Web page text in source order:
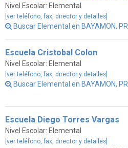
Nivel Escolar: Elemental
[ver teléfono, fax, director y detalles]
Buscar Elemental en BAYAMON, PR
Escuela Cristobal Colon
Nivel Escolar: Elemental
[ver teléfono, fax, director y detalles]
Buscar Elemental en BAYAMON, PR
Escuela Diego Torres Vargas
Nivel Escolar: Elemental
[ver teléfono, fax, director y detalles]